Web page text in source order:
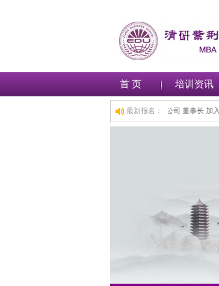
首 页 培训资讯
最新报名：
工商管理(MBA)总裁班,1小时前,深圳***金融集团有限公司 董事